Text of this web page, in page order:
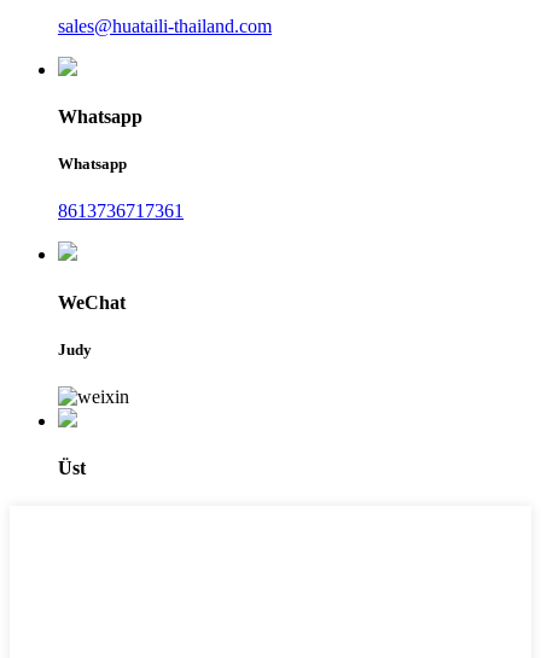
sales@huataili-thailand.com
Whatsapp
Whatsapp
8613736717361
WeChat
Judy
Üst